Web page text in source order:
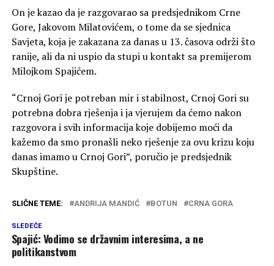
On je kazao da je razgovarao sa predsjednikom Crne
Gore, Jakovom Milatovićem, o tome da se sjednica
Savjeta, koja je zakazana za danas u 13. časova održi što
ranije, ali da ni uspio da stupi u kontakt sa premijerom
Milojkom Spajićem.
“Crnoj Gori je potreban mir i stabilnost, Crnoj Gori su
potrebna dobra rješenja i ja vjerujem da ćemo nakon
razgovora i svih informacija koje dobijemo moći da
kažemo da smo pronašli neko rješenje za ovu krizu koju
danas imamo u Crnoj Gori”, poručio je predsjednik
Skupštine.
SLIČNE TEME: ANDRIJA MANDIĆ BOTUN CRNA GORA
SLEDEĆE
Spajić: Vodimo se državnim interesima, a ne
politikanstvom